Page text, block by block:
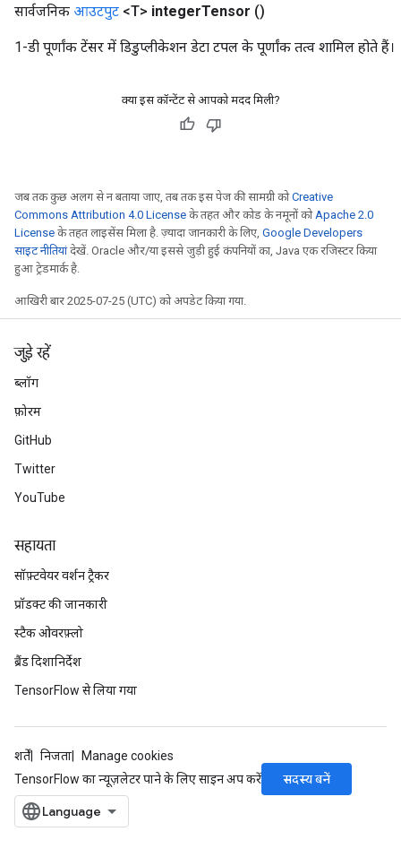
सार्वजनिक आउटपुट <T> integerTensor ()
1-डी पूर्णांक टेंसर में डिडुप्लीकेशन डेटा टपल के पूर्णांक तत्व शामिल होते हैं।
क्या इस कॉन्टेंट से आपको मदद मिली?
जब तक कुछ अलग से न बताया जाए, तब तक इस पेज की सामग्री कोCreative
Commons Attribution 4.0 License के तहत और कोड के नमूनों को Apache 2.0
License के तहत लाइसेंस मिला है. ज़्यादा जानकारी के लिए, Google Developers
साइट नीतियांदेखें. Oracle और/या इससे जुड़ी हुई कंपनियों का, Java एक रजिस्टर किया
हुआ ट्रेडमार्क है.
आखिरी बार 2025-07-25 (UTC) को अपडेट किया गया.
जुड़े रहें
ब्लॉग
फ़ोरम
GitHub
Twitter
YouTube
सहायता
सॉफ़्टवेयर वर्शन ट्रैकर
प्रॉडक्ट की जानकारी
स्टैक ओवरफ़्लो
ब्रैंड दिशानिर्देश
TensorFlow से लिया गया
शर्तें निजता
Manage cookies
TensorFlow का न्यूज़लेटर पाने के लिए साइन अप करें
सदस्य बनें